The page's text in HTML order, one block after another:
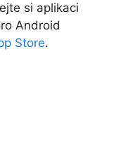
si aplikaci
Android
Store.